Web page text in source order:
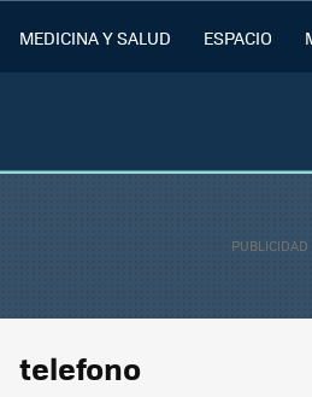
MEDICINA Y SALUD ESPACIO
telefono